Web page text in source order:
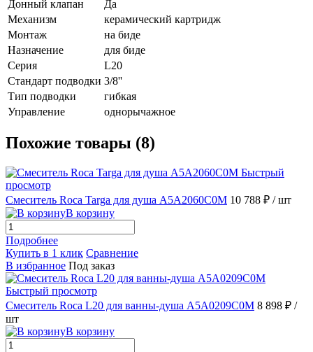
Донный клапан
Да
Механизм
керамический картридж
Монтаж
на биде
Назначение
для биде
Серия
L20
Стандарт подводки 3/8''
Тип подводки
гибкая
Управление
однорычажное
Похожие товары (8)
Быстрый
просмотр
Смеситель Roca Targa для душа A5A2060C0M 10 788 ₽ / шт
В корзину
Подробнее
Купить в 1 клик Сравнение
В избранное Под заказ
Быстрый просмотр
Смеситель Roca L20 для ванны-душа A5A0209C0M 8 898 ₽ /
шт
В корзину